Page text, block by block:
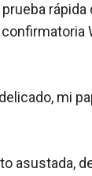
rápida
mi
asustada,